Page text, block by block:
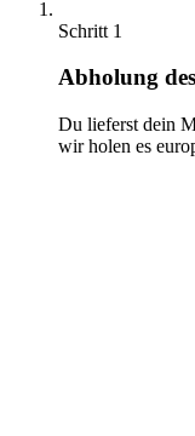
Schritt 1
Abholung
Du lieferst dein
wir holen es